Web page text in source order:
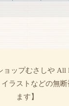
ップむさしや All
イラストなどの無
ます】